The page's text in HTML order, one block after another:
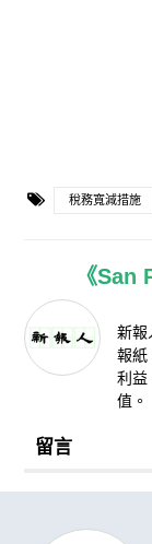
稅務寬減措施
《San
新報
報紙
利益
值。
留言